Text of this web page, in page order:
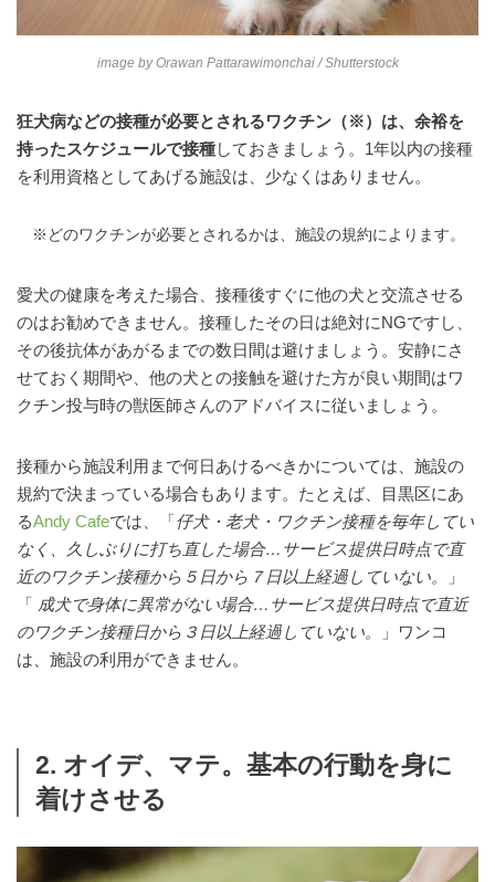
image byOrawan Pattarawimonchai/ Shutterstock
狂犬病などの接種が必要とされるワクチン（※）は、余裕を
持ったスケジュールで接種しておきましょう。1年以内の接種
を利用資格としてあげる施設は、少なくはありません。
※どのワクチンが必要とされるかは、施設の規約によります。
愛犬の健康を考えた場合、接種後すぐに他の犬と交流させる
のはお勧めできません。接種したその日は絶対にNGですし、
その後抗体があがるまでの数日間は避けましょう。安静にさ
せておく期間や、他の犬との接触を避けた方が良い期間はワ
クチン投与時の獣医師さんのアドバイスに従いましょう。
接種から施設利用まで何日あけるべきかについては、施設の
規約で決まっている場合もあります。たとえば、目黒区にあ
るAndy Cafeでは、「仔犬・老犬・ワクチン接種を毎年してい
なく、久しぶりに打ち直した場合…サービス提供日時点で直
近のワクチン接種から５日から７日以上経過していない。
」
「 成犬で身体に異常がない場合…サービス提供日時点で直近
のワクチン接種日から３日以上経過していない。
」ワンコ
は、施設の利用ができません。
2. オイデ、マテ。基本の行動を身に
着けさせる